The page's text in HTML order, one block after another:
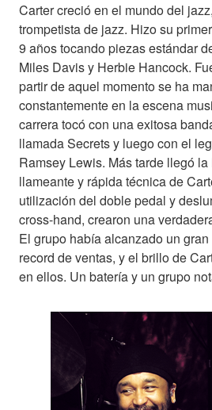
Carter creció en el mundo del
trompetista de jazz. Hizo su
9 años tocando piezas estándar
Miles Davis y Herbie Hancock.
partir de aquel momento se ha
constantemente en la escena
carrera tocó con una exitosa
llamada Secrets y luego con el
Ramsey Lewis. Más tarde llegó
llameante y rápida técnica de
utilización del doble pedal y
cross-hand, crearon una
El grupo había alcanzado un
record de ventas, y el brillo de
en ellos. Un batería y un grupo